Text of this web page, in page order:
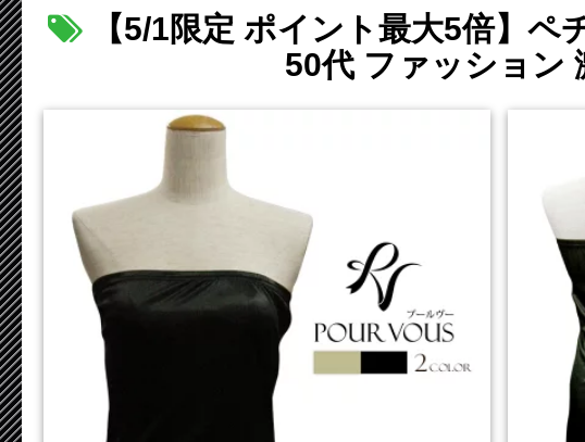
【5/1限定 ポイント最大5倍】
50代 ファッション